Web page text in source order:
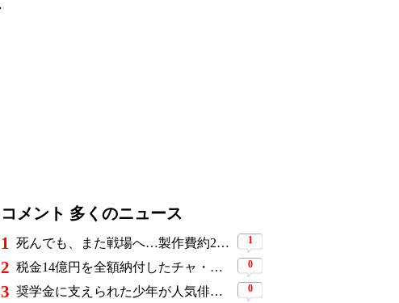
コメント 多くのニュース
1 死んでも、また戦場へ…製作費約276億円、世界興収584億円のSF大作『オール・ユー・ニード・イズ・キル』がついに配信 1
2 税金14億円を全額納付したチャ・ウヌ、今度は軍服姿で登場…鍛え上げた上半身に驚きの声 0
3 奨学金に支えられた少年が人気俳優へ…今度は子どもたちに総額5,000万円を寄付 0